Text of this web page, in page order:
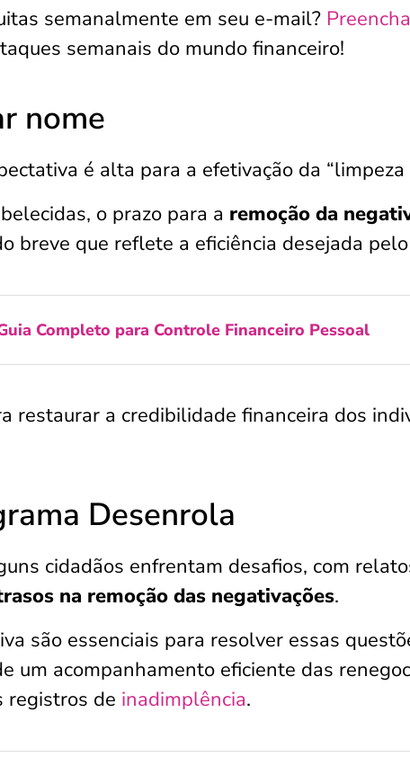
semanalmente em seu e-mail?
semanais do mundo financeiro!
nome
é alta para a efetivação da “limpeza
o prazo para a remoção da
breve que reflete a eficiência desejada
Completo para Controle Financeiro Pessoal
restaurar a credibilidade financeira dos
Desenrola
cidadãos enfrentam desafios, com
na remoção das negativações.
são essenciais para resolver essas
um acompanhamento eficiente das
registros de inadimplência.